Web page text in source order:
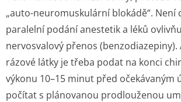
„auto-neuromuskulární blokádě“. Není
paralelní podání anestetik a léků
nervosvalový přenos
rázové látky je třeba podat na konci
výkonu 10–15 minut před očekávaným
počítat s plánovanou prodlouženou